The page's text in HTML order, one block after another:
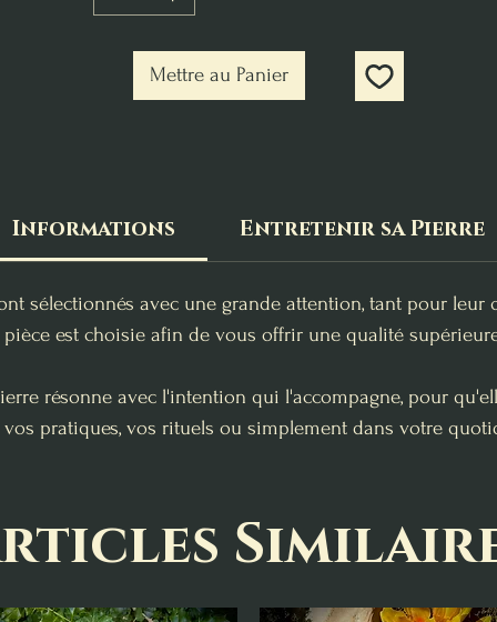
Mettre au Panier
Informations Entretenir sa Pierre
sélectionnés avec une grande attention, tant pour
est choisie afin de vous offrir une qualité
résonne avec l'intention qui l'accompagne, pour
pratiques, vos rituels ou simplement dans votre